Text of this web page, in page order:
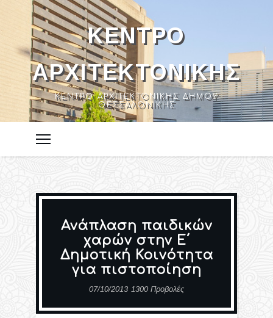
ΚΈΝΤΡΟ
ΑΡΧΙΤΕΚΤΟΝΙΚΉΣ
ΚΈΝΤΡΟ ΑΡΧΙΤΕΚΤΟΝΙΚΉΣ ΔΉΜΟΥ
ΘΕΣΣΑΛΟΝΊΚΗΣ
Ανάπλαση παιδικών
χαρών στην Ε΄
Δημοτική Κοινότητα
για πιστοποίηση
07/10/2013 1300 Προβολές